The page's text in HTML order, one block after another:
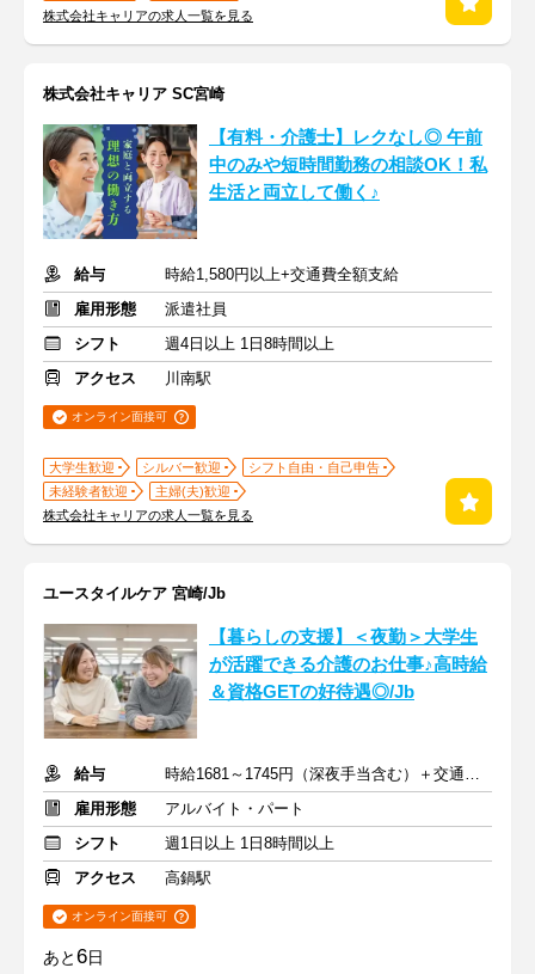
株式会社キャリアの求人一覧を見る
株式会社キャリア SC宮崎
【有料・介護士】レクなし◎ 午前
中のみや短時間勤務の相談OK！私
生活と両立して働く♪
給与
時給1,580円以上+交通費全額支給
雇用形態
派遣社員
シフト
週4日以上 1日8時間以上
アクセス
川南駅
オンライン面接可
大学生歓迎 シルバー歓迎
シフト自由・自己申告
未経験者歓迎
主婦(夫)歓迎
株式会社キャリアの求人一覧を見る
ユースタイルケア 宮崎/Jb
【暮らしの支援】＜夜勤＞大学生
が活躍できる介護のお仕事♪高時給
＆資格GETの好待遇◎/Jb
給与
時給1681～1745円（深夜手当含む）＋交通費支給
雇用形態
アルバイト・パート
シフト
週1日以上 1日8時間以上
アクセス
高鍋駅
オンライン面接可
あと6日